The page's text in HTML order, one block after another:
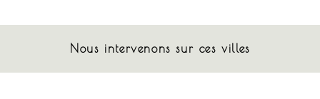
Nous intervenons sur ces villes